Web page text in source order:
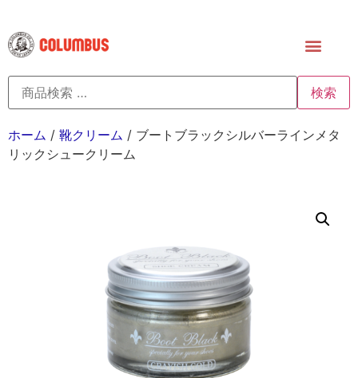
検索
ホーム / 靴クリーム / ブートブラックシルバーラインメタ
リックシュークリーム